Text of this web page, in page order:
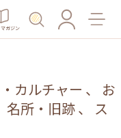
ガジン
カルチャー 、 お
名所・旧跡、 ス